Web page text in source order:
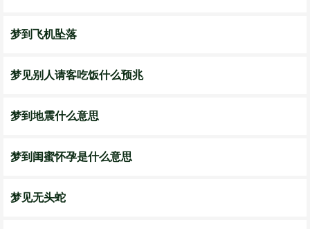
梦到飞机坠落
梦见别人请客吃饭什么预兆
梦到地震什么意思
梦到闺蜜怀孕是什么意思
梦见无头蛇